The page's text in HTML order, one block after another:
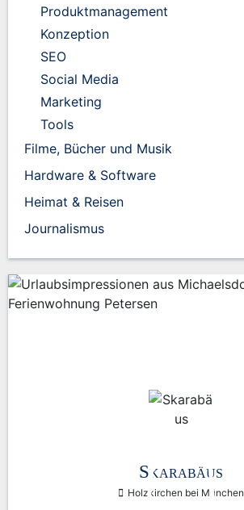
Produktmanagement
Konzeption
SEO
Social Media
Marketing
Tools
Filme, Bücher und Musik
Hardware & Software
Heimat & Reisen
Journalismus
Skarabäus
Holzkirchen bei München